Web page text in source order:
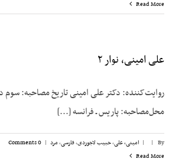
Read More
علی امینی، نوار ۲
محل‌مصاحبه: پاریس ـ فرانسه [...]
By
|
| امینی، علی,حبیب لاجوردی,فارسی,مرد |
0 Comments
Read More